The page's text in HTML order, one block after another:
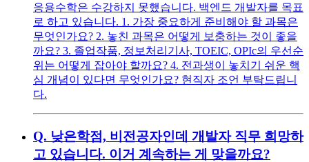
응용수학은 수강하지 못했습니다. 백엔드 개발자를 목표
로 하고 있습니다. 1. 가장 중요하게 준비해야 할 과목은
무엇인가요? 2. 놓친 과목은 어떻게 보충하는 것이 좋을
까요? 3. 졸업작품, 정보처리기사, TOEIC, OPIc의 우선순
위는 어떻게 잡아야 할까요? 4. 전과생이 놓치기 쉬운 핵
심 개념이 있다면 무엇인가요? 현직자 조언 부탁드립니
다.
Q. 낮은학점, 비전공자인데 개발자 직무 희망하
고 있습니다. 이거 계속하는 게 맞을까요?